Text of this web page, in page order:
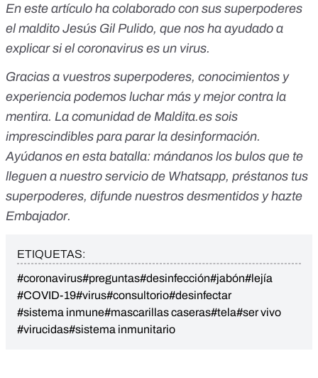
En este artículo ha colaborado con sus superpoderes
el maldito Jesús Gil Pulido, que nos ha ayudado a
explicar si el coronavirus es un virus.
Gracias a vuestros superpoderes, conocimientos y
experiencia podemos luchar más y mejor contra la
mentira. La comunidad de Maldita.es sois
imprescindibles para parar la desinformación.
Ayúdanos en esta batalla: mándanos los bulos que te
lleguen a nuestro servicio de Whatsapp, préstanos tus
superpoderes, difunde nuestros desmentidos yhazte
Embajador.
ETIQUETAS:
#coronavirus#preguntas#desinfección#jabón#lejía
#COVID-19#virus#consultorio#desinfectar
#sistema inmune#mascarillas caseras#tela#ser vivo
#virucidas#sistema inmunitario